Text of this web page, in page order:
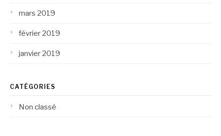
mars 2019
février 2019
janvier 2019
CATÉGORIES
Non classé